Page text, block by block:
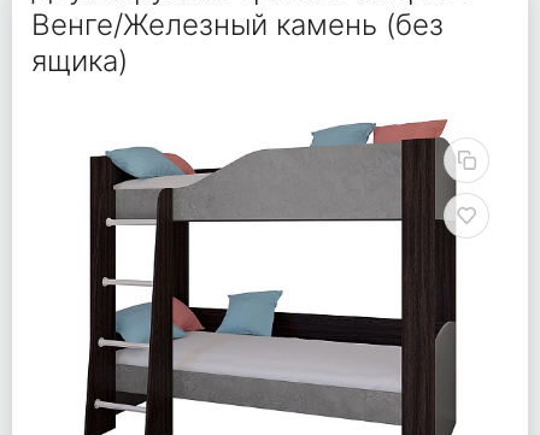
Венге/Железный камень (без
ящика)